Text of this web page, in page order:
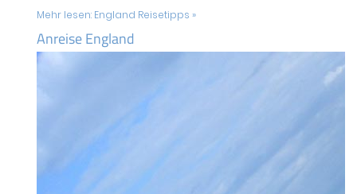
Mehr lesen: England Reisetipps »
Anreise England